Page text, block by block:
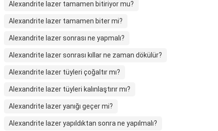
Alexandrite lazer tamamen bitiriyor mu?
Alexandrite lazer tamamen biter mi?
Alexandrite lazer sonrası ne yapmalı?
Alexandrite lazer sonrası kıllar ne zaman dökülür?
Alexandrite lazer tüyleri çoğaltır mı?
Alexandrite lazer tüyleri kalınlaştırır mı?
Alexandrite lazer yanığı geçer mi?
Alexandrite lazer yapıldıktan sonra ne yapılmalı?